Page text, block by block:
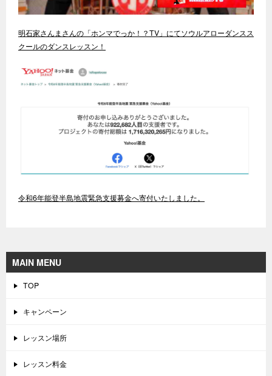
明石家さんまさんの「ホンマでっか！？TV」にてソウルアローダンスス
クールのダンスレッスン！
令和6年能登半島地震緊急支援募金へ寄付いたしました。
MAIN MENU
TOP
キャンペーン
レッスン場所
レッスン料金